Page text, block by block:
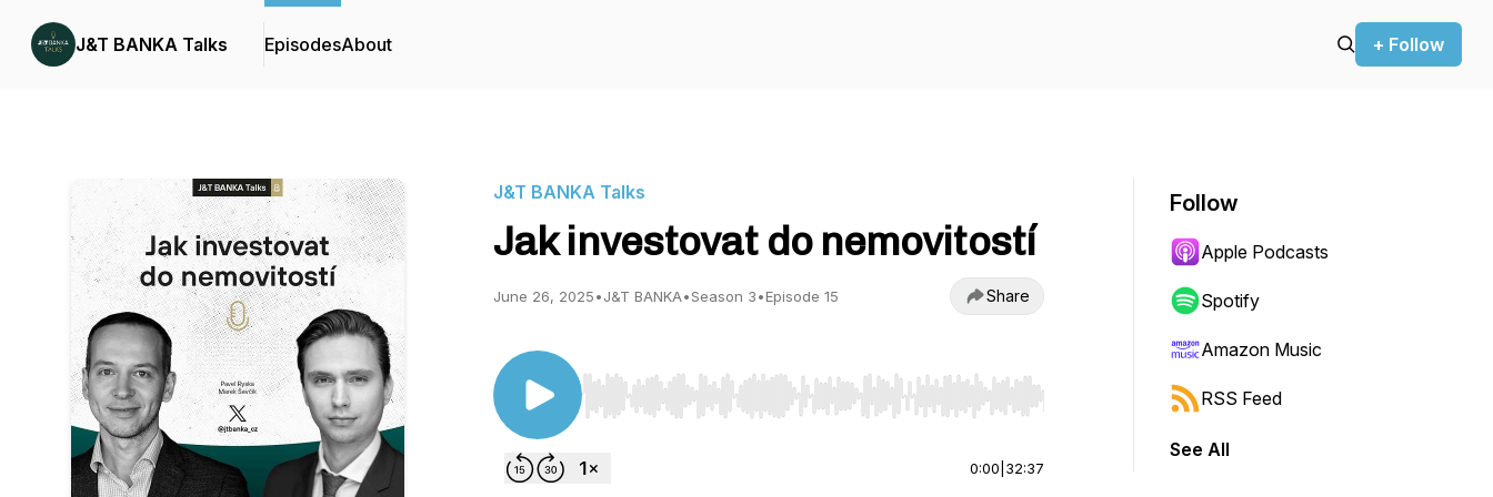
J&T BANKA Talks EpisodesAbout + Follow
J&T BANKA Talks
Jak investovat do nemovitostí
June 26, 2025•J&T BANKA•Season 3•Episode 15 Share
Use Left/Right to seek, Home/End to jump to start or end. Hold shift to jump forward or backward.
0:00 32:37
Follow
Apple Podcasts
Spotify
Amazon Music
RSS Feed
See All